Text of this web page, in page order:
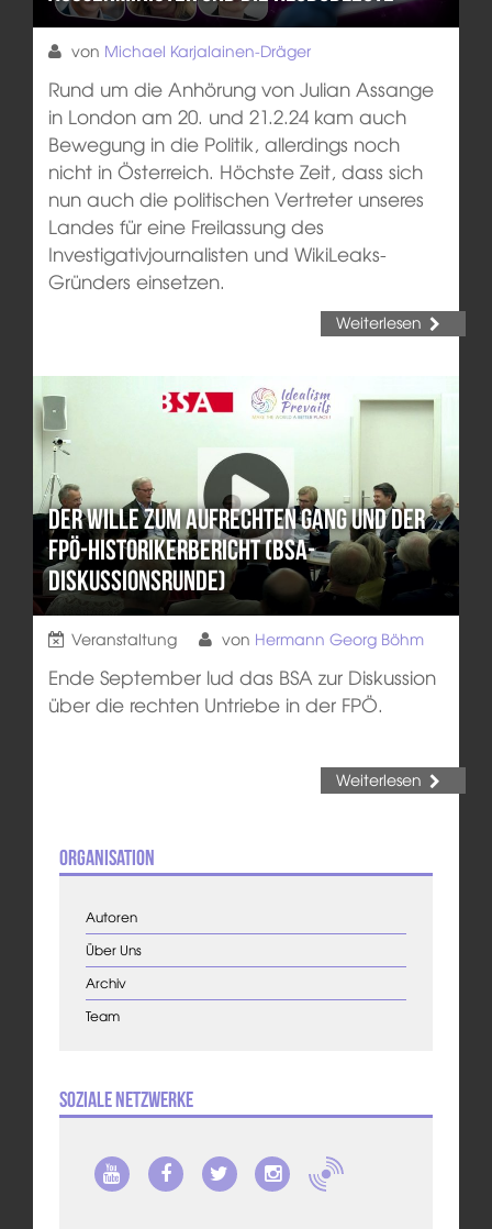
von Michael Karjalainen-Dräger
Rund um die Anhörung von Julian Assange
in London am 20. und 21.2.24 kam auch
Bewegung in die Politik, allerdings noch
nicht in Österreich. Höchste Zeit, dass sich
nun auch die politischen Vertreter unseres
Landes für eine Freilassung des
Investigativjournalisten und WikiLeaks-
Gründers einsetzen.
Weiterlesen
Der Wille zum aufrechten Gang und der
FPÖ-Historikerbericht (BSA-
Diskussionsrunde)
Veranstaltung von Hermann Georg Böhm
Ende September lud das BSA zur Diskussion
über die rechten Untriebe in der FPÖ.
Weiterlesen
Organisation
Autoren
Über Uns
Archiv
Team
Soziale Netzwerke